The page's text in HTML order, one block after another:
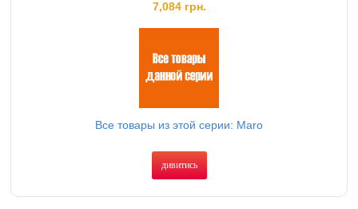
7,084 грн.
Все товары из этой серии: Maro
дивитись